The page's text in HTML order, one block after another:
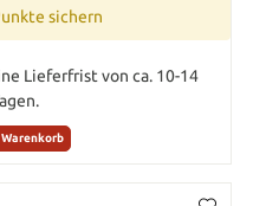
sichern
Lieferfrist von ca. 10-14
Warenkorb